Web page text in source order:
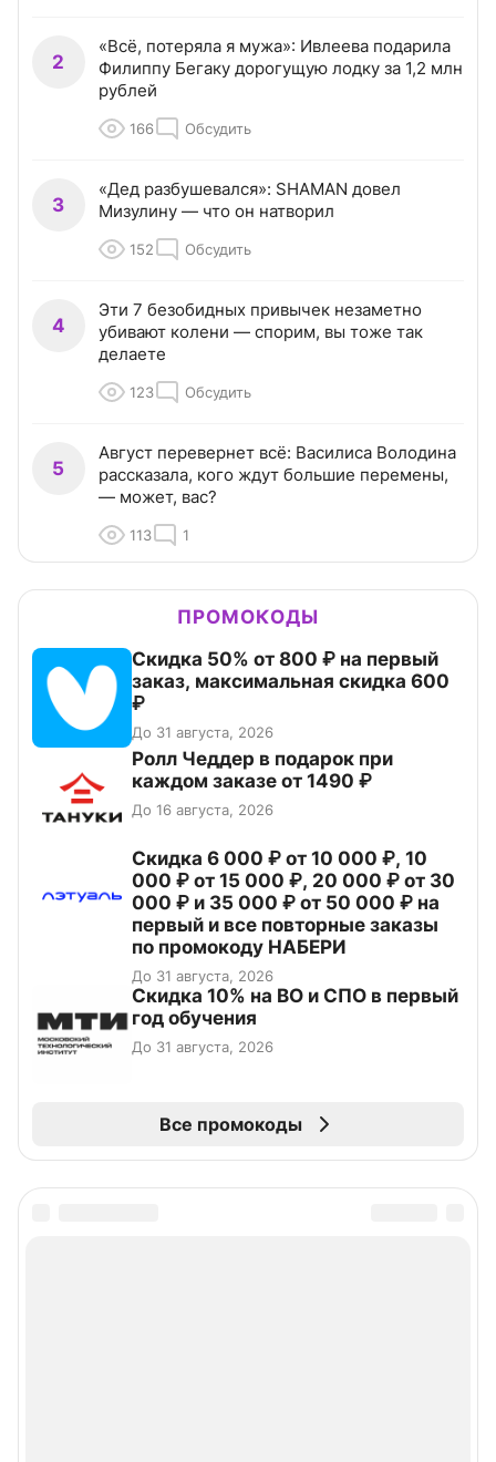
2
«Всё, потеряла я мужа»: Ивлеева подарила
Филиппу Бегаку дорогущую лодку за 1,2 млн
рублей
166 Обсудить
3
«Дед разбушевался»: SHAMAN довел
Мизулину — что он натворил
152 Обсудить
4
Эти 7 безобидных привычек незаметно
убивают колени — спорим, вы тоже так
делаете
123 Обсудить
5
Август перевернет всё: Василиса Володина
рассказала, кого ждут большие перемены,
— может, вас?
113 1
ПРОМОКОДЫ
Скидка 50% от 800 ₽ на первый
заказ, максимальная скидка 600
₽
До 31 августа, 2026
Ролл Чеддер в подарок при
каждом заказе от 1490 ₽
До 16 августа, 2026
Скидка 6 000 ₽ от 10 000 ₽, 10
000 ₽ от 15 000 ₽, 20 000 ₽ от 30
000 ₽ и 35 000 ₽ от 50 000 ₽ на
первый и все повторные заказы
по промокоду НАБЕРИ
До 31 августа, 2026
Скидка 10% на ВО и СПО в первый
год обучения
До 31 августа, 2026
Все промокоды